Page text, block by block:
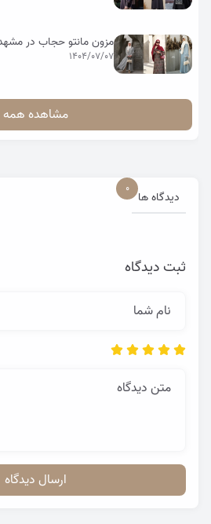
مزون مانتو حجاب در
1404/07/07
مشاهده همه
دیدگاه ها
0
ثبت دیدگاه
نام شما
متن دیدگاه
ارسال دیدگاه